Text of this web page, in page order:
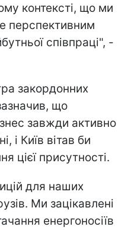
контексті, що ми
перспективним
співпраці", -
закордонних
що
завжди активно
і Київ вітав би
цієї присутності.
для наших
Ми зацікавлені
енергоносіїв